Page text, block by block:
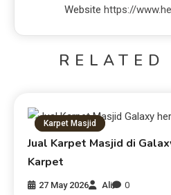
Website https://
RELATED
Karpet Masjid
Jual Karpet Masjid di
Karpet
27 May 2026 Ali 0